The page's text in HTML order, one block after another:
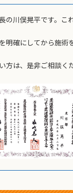
の川俣晃平です。こ
明確にしてから施術
方は、是非ご相談く